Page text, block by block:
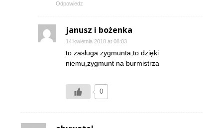
Odpowiedz
janusz i bożenka
14 kwietnia 2018 at 08:03
to zasługa zygmunta,to dzięki
niemu,zygmunt na burmistrza
0